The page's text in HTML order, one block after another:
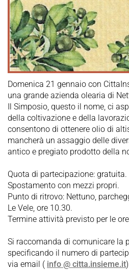
Domenica 21 gennaio con
una grande azienda olearia di
Il Simposio, questo il nome, ci
della coltivazione e della
consentono di ottenere olio di
mancherà un assaggio delle
antico e pregiato prodotto della
Quota di partecipazione: gratuita.
Spostamento con mezzi propri.
Punto di ritrovo: Nettuno,
Le Vele, ore 10.30.
Termine attività previsto per le
Si raccomanda di comunicare la
specificando il numero di
via email ( info @ citta.insieme.it)